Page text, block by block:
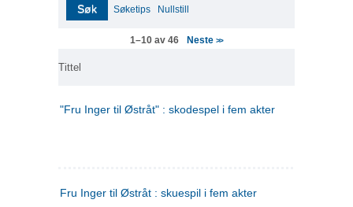
Søk Søketips Nullstill
1–10 av 46 Neste>>
Tittel
"Fru Inger til Østråt" : skodespel i fem akter
Fru Inger til Østråt : skuespil i fem akter